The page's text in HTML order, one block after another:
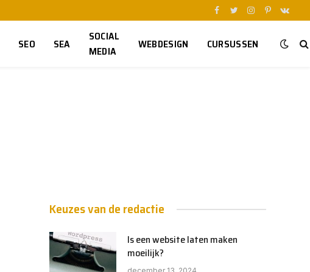
Facebook
TwitterInstagram
Pinterest
SEO SEA
SOCIAL
MEDIA
WEBDESIGN CURSUSSEN
Keuzes van de redactie
Is een website laten maken
moeilijk?